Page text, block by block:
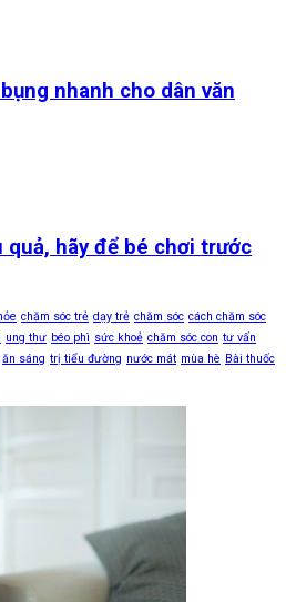
nhanh cho dân văn
quả, hãy để bé chơi trước
chăm sóc trẻ dạy trẻ chăm sóc cách chăm sóc
ung thư béo phì sức khoẻ chăm sóc con tư vấn
ăn sáng trị tiểu đường nước mát mùa hè Bài thuốc